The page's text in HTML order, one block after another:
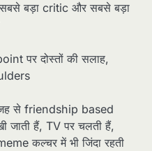
बड़ा critic और सबसे बड़ा
पर दोस्तों की सलाह,
से friendship based
जाती हैं, TV पर चलती हैं,
कल्चर में भी जिंदा रहती